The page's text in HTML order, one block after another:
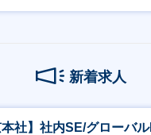
新着求人
社】社内SE/グローバ